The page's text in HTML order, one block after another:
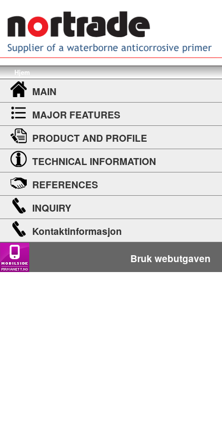
Hjem
MAIN
MAJOR FEATURES
PRODUCT AND PROFILE
TECHNICAL INFORMATION
REFERENCES
INQUIRY
Kontaktinformasjon
Bruk webutgaven